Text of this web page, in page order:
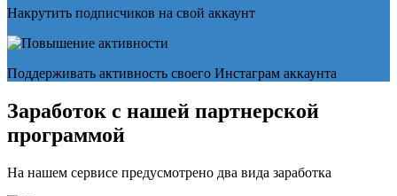
Накрутить подписчиков на свой аккаунт
Поддерживать активность своего Инстаграм аккаунта
Заработок с нашей партнерской
программой
На нашем сервисе предусмотрено два вида заработка